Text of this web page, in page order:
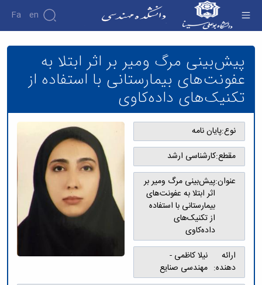
Fa En
دانشکده
درباره
دانشکده
تاریخچه
ریاست
دانشکده
آلبوم
عکس
اطلاعات
تماس
سازمان
معاونت
آموزشی
معاونت
پژوهشی
معاونت
تحصیلات
تکمیلی
پژوهش
نشریات
بیمارستانی با استفاده از تکنیک‌های داده‌کاوی -
دانشکده فنی و مهندسی
پیش‌بینی مرگ ومیر بر اثر ابتلا به
عفونت‌های بیمارستانی با استفاده از
تکنیک‌های داده‌کاوی
نوع:پایان نامه
مقطع:کارشناسی ارشد
عنوان:پیش‌بینی مرگ ومیر بر
اثر ابتلا به عفونت‌های
بیمارستانی با استفاده
از تکنیک‌های
داده‌کاوی
ارائه
دهنده:
نیلا کاظمی -
مهندسی صنایع